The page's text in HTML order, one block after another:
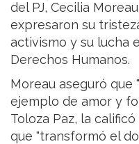
del PJ, Cecilia
expresaron su
activismo y su lucha
Derechos Humanos.
Moreau aseguró que
ejemplo de amor y
Toloza Paz, la
que "transformó el